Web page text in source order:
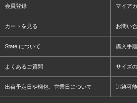
会員登録 マイア
カートを見る お問い
State について 購入手順
よくあるご質問 サイズ
出荷予定日や梱包、営業日について 追跡可